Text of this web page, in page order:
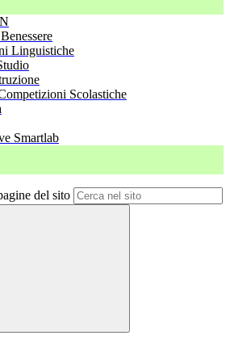
Linguistiche
Scolastiche
Smartlab
del sito